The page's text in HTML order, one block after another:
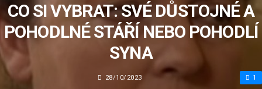
CO SI VYBRAT: SVÉ DŮSTOJNÉ A
POHODLNÉ STÁŘÍ NEBO POHODLÍ
SYNA
28/10/2023 1